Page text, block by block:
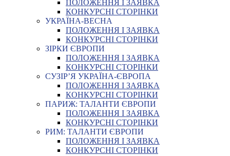
ПОЛОЖЕННЯ І ЗАЯВКА
КОНКУРСНІ СТОРІНКИ
УКРАЇНА-ВЕСНА
ПОЛОЖЕННЯ І ЗАЯВКА
КОНКУРСНІ СТОРІНКИ
ЗІРКИ ЄВРОПИ
ПОЛОЖЕННЯ І ЗАЯВКА
КОНКУРСНІ СТОРІНКИ
СУЗІР’Я УКРАЇНА-ЄВРОПА
ПОЛОЖЕННЯ І ЗАЯВКА
КОНКУРСНІ СТОРІНКИ
ПАРИЖ: ТАЛАНТИ ЄВРОПИ
ПОЛОЖЕННЯ І ЗАЯВКА
КОНКУРСНІ СТОРІНКИ
РИМ: ТАЛАНТИ ЄВРОПИ
ПОЛОЖЕННЯ І ЗАЯВКА
КОНКУРСНІ СТОРІНКИ